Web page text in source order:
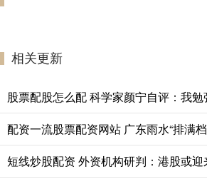
相关更新
短线炒股配资 外资机构研判：港股或